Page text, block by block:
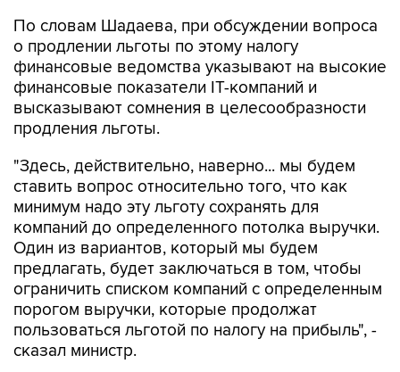
По словам Шадаева, при обсуждении вопроса
о продлении льготы по этому налогу
финансовые ведомства указывают на высокие
финансовые показатели IT-компаний и
высказывают сомнения в целесообразности
продления льготы.
"Здесь, действительно, наверно... мы будем
ставить вопрос относительно того, что как
минимум надо эту льготу сохранять для
компаний до определенного потолка выручки.
Один из вариантов, который мы будем
предлагать, будет заключаться в том, чтобы
ограничить списком компаний с определенным
порогом выручки, которые продолжат
пользоваться льготой по налогу на прибыль", -
сказал министр.